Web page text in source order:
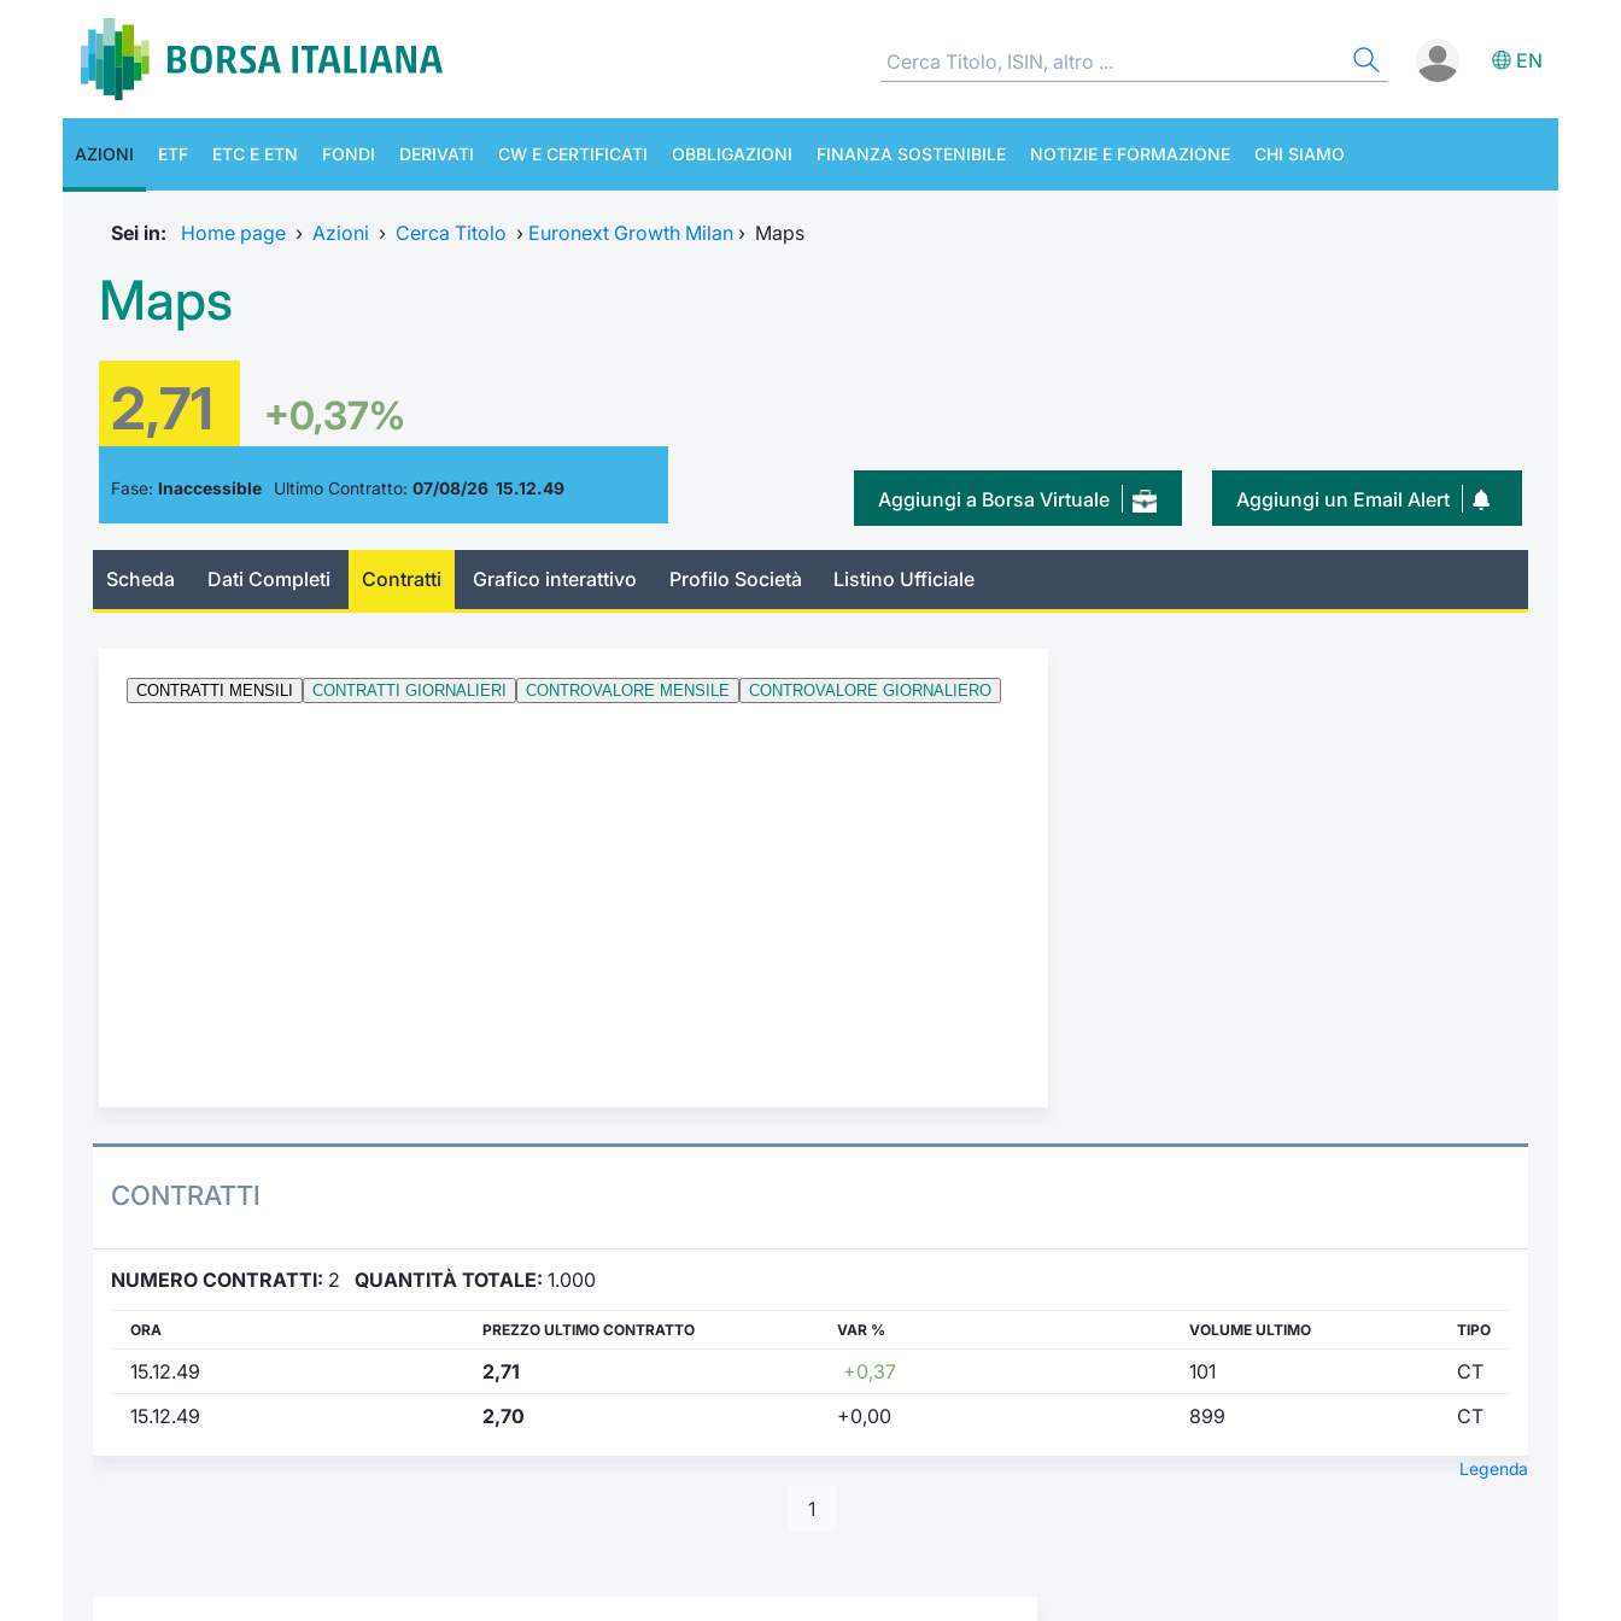
EN
AZIONI ETF ETC E ETN FONDI DERIVATI CW E CERTIFICATI OBBLIGAZIONI FINANZA SOSTENIBILE NOTIZIE E FORMAZIONE CHI SIAMO
Sei in: Home page › Azioni › Cerca Titolo › Euronext Growth Milan › Maps
Maps
2,71 +0,37%
Fase: Inaccessible Ultimo Contratto: 07/08/26 15.12.49 Aggiungi un Email Alert
Aggiungi a Borsa Virtuale
Scheda Dati Completi Contratti Grafico interattivo Profilo Società Listino Ufficiale
CONTRATTI
NUMERO CONTRATTI: 2 QUANTITÀ TOTALE: 1.000
ORA PREZZO ULTIMO CONTRATTO VAR % VOLUME ULTIMO TIPO
15.12.49 2,71 +0,37 101
CT
15.12.49
2,70 +0,00 899 CT
Legenda
1